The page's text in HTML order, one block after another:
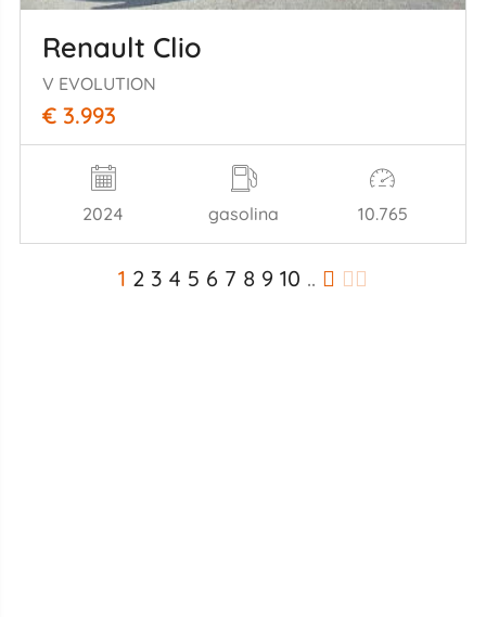
Renault Clio
V EVOLUTION
€ 3.993
2024 gasolina 10.765
1 2 3 4 5 6 7 8 9 10 ..